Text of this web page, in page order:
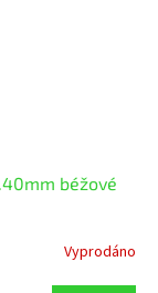
béžové
Vyprodáno